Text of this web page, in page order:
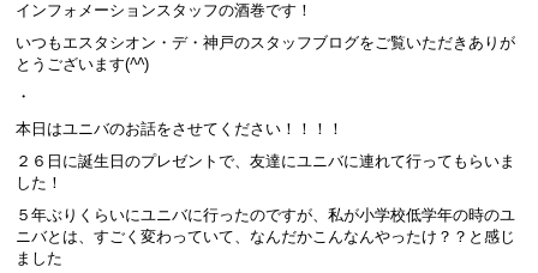
インフォメーションスタッフの酒巻です！
いつもエスタシオン・デ・神戸のスタッフブログをご覧いただきありが
とうございます(^^)
・
本日はユニバのお話をさせてください！！！！
２６日に誕生日のプレゼントで、友達にユニバに連れて行ってもらいま
した！
５年ぶりくらいにユニバに行ったのですが、私が小学校低学年の時のユ
ニバとは、すごく変わっていて、なんだかこんなんやったけ？？と感じ
ました